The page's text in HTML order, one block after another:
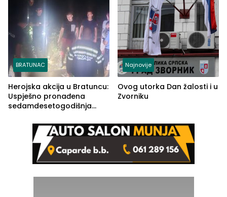
BRATUNAC
Herojska akcija u Bratuncu:
Uspješno pronađena
sedamdesetogodišnja
Kravice.
Najnovije
Ovog utorka Dan žalosti i u
Zvorniku